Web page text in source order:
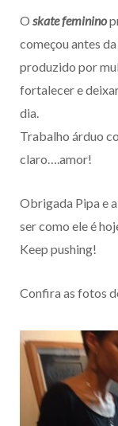
O skate feminino
começou antes
produzido por
fortalecer e
dia.
Trabalho árduo
claro….amor!
Obrigada Pipa e
ser como ele é
Keep pushing!
Confira as fotos